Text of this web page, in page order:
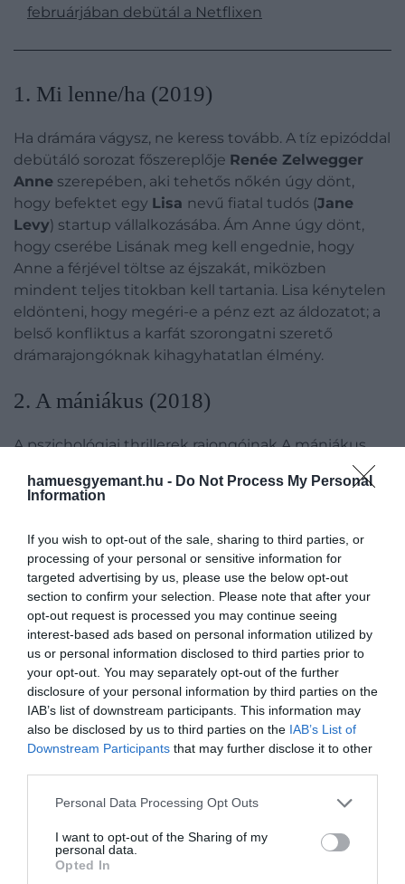
hamuesgyemant.hu - Do Not Process My Personal
Information
If you wish to opt-out of the sale, sharing to third parties, or
processing of your personal or sensitive information for
targeted advertising by us, please use the below opt-out
section to confirm your selection. Please note that after your
opt-out request is processed you may continue seeing
interest-based ads based on personal information utilized by
us or personal information disclosed to third parties prior to
your opt-out. You may separately opt-out of the further
disclosure of your personal information by third parties on the
IAB’s list of downstream participants. This information may
also be disclosed by us to third parties on the IAB’s List of
Downstream Participants that may further disclose it to other
Please note that this website/app uses one or more Google
not limited to your visit or usage behaviour. You may click to
grant or deny consent to Google and its third-party tags to
use your data for below specified purposes in below Google
Personal Data Processing Opt Outs
I want to opt-out of the Sharing of my
personal data.
Opted In
februárjában debütál a Netflixen
​1. Mi lenne/ha (2019)
Ha drámára vágysz, ne keress tovább. A tíz epizóddal
debütáló sorozat főszereplője Renée Zelwegger
Anne szerepében, aki tehetős nőkén úgy dönt,
hogy befektet egy Lisa nevű fiatal tudós (Jane
Levy) startup vállalkozásába. Ám Anne úgy dönt,
hogy cserébe Lisának meg kell engednie, hogy
Anne a férjével töltse az éjszakát, miközben
mindent teljes titokban kell tartania. Lisa kénytelen
eldönteni, hogy megéri-e a pénz ezt az áldozatot; a
belső konfliktus a karfát szorongatni szerető
drámarajongóknak kihagyhatatlan élmény.
​2. A mániákus (2018)
A pszichológiai thrillerek rajongóinak A mániákus
című sorozatot ajánljuk. A Netflix limitált sorozata
két látszólag egymástól független főszereplőre −
összpontosít. Mindketten egy gyógyszerkísérletbe
kerülnek, amely azt ígéri, hogy meggyógyítja a
traumájukat és újra egésszé teszi őket. A sorozat
elég sötét, rejtélyes és fordulatos ahhoz, hogy órákig
a kanapéhoz láncoljon. Stone és Hill rajongói
különösen értékelni fogják a páros színészi
alakítását és kettejük között működő sziporkázó
kémiát.
Ha tovább olvasnál:
5 posztapokaliptikus sorozat
a Last of Us következő részéig
​3. Egy szobalány vallomása (2021)